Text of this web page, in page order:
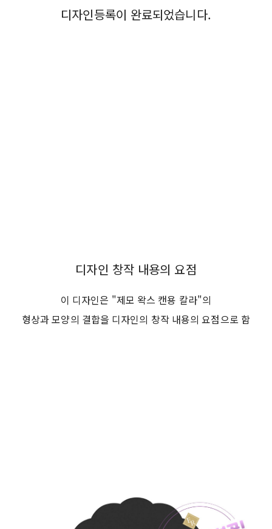
디자인등록이 완료되었습니다.
디자인 창작 내용의 요점
이 디자인은 "제모 왁스 캔용 칼라"의
형상과 모양의 결합을 디자인의 창작 내용의 요점으로 함